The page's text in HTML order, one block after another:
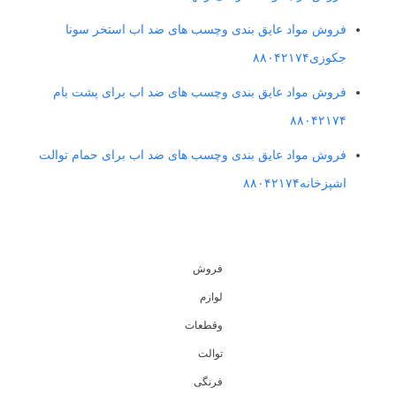
فروش مواد عایق بندی وچسب های ضد اب استخر سونا
جکوزی۸۸۰۴۲۱۷۴
فروش مواد عایق بندی وچسب های ضد اب برای پشت بام
۸۸۰۴۲۱۷۴
فروش مواد عایق بندی وچسب های ضد اب برای حمام توالت
اشپزخانه۸۸۰۴۲۱۷۴
فروش
لوازم
وقطعات
توالت
فرنگی